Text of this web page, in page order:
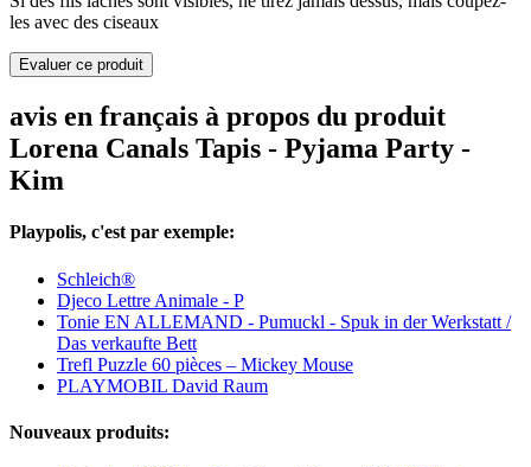
les avec des ciseaux
Evaluer ce produit
avis en français à propos du produit
Lorena Canals Tapis - Pyjama Party -
Kim
Playpolis, c'est par exemple:
Schleich®
Djeco Lettre Animale - P
Tonie EN ALLEMAND - Pumuckl - Spuk in der Werkstatt /
Das verkaufte Bett
Trefl Puzzle 60 pièces – Mickey Mouse
PLAYMOBIL David Raum
Nouveaux produits: